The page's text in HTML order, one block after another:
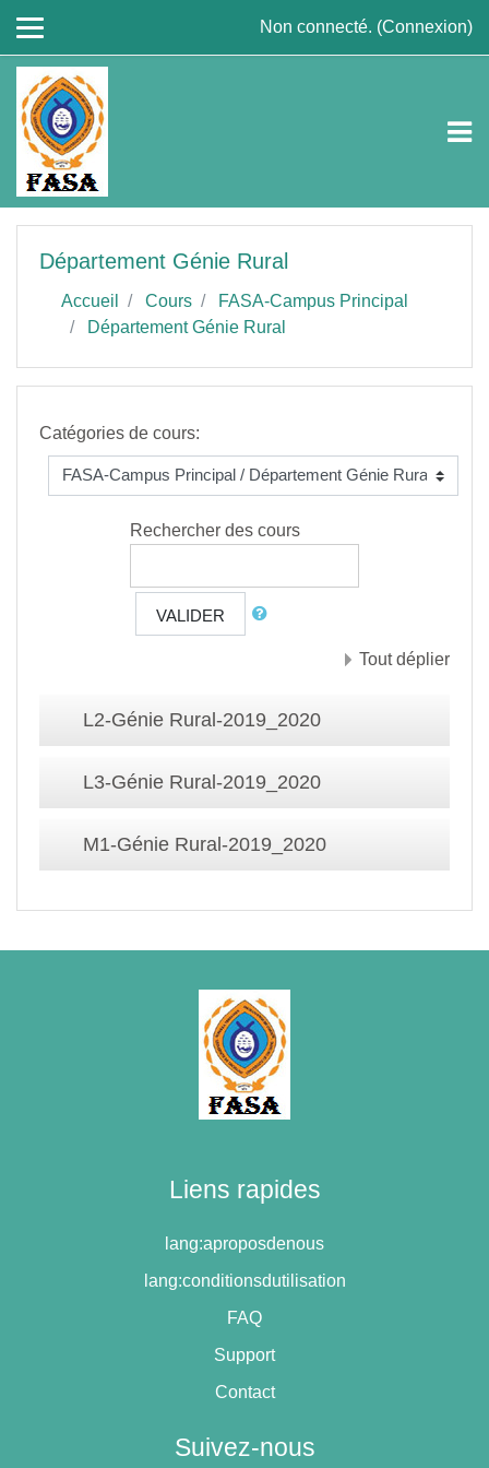
Non connecté. (Connexion)
Département Génie Rural
Accueil Cours
FASA-Campus Principal
Département Génie Rural
Catégories de cours:
Rechercher des cours
VALIDER
Tout déplier
L2-Génie Rural-2019_2020
L3-Génie Rural-2019_2020
M1-Génie Rural-2019_2020
Liens rapides
lang:aproposdenous
lang:conditionsdutilisation
FAQ
Support
Contact
Suivez-nous